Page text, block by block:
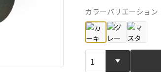
店舗のみで
※同時購入の
特定の店舗
※同時購入
カラーバリエーション